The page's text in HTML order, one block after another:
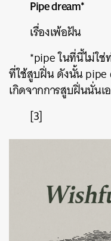
Pipe dream*
เรื่องเพ้อฝัน
*pipeในที่นี้ไม่ใช่
ที่ใช้สูบฝิ่นดังนั้นpipe
เกิดจากการสูบฝิ่นนั่นเ
[3]